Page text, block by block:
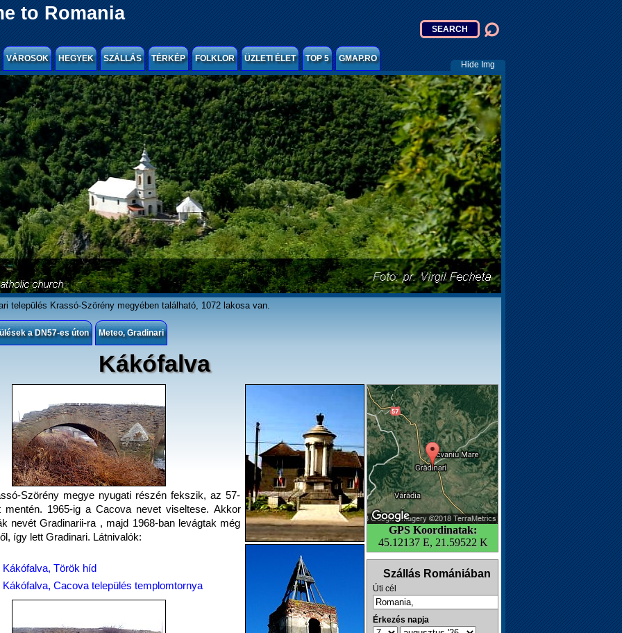
to Romania
VÁROSOK HEGYEK SZÁLLÁS TÉRKÉP FOLKLOR ÜZLETI ÉLET TOP 5 GMAP.RO
Hide Img
település Krassó-Szörény megyében található, 1072 lakosa van.
a DN57-es úton Meteo, Gradinari
Kákófalva
GPS Koordinatak:
45.12137 E, 21.59522 K
Szörény megye nyugati részén fekszik, az 57-
1965-ig a Cacova nevet viseltese. Akkor
nevét Gradinarii-ra , majd 1968-ban levágtak még
így lett Gradinari. Látnivalók:
Kákófalva, Cacova település templomtornya
Kákófalva, Török híd